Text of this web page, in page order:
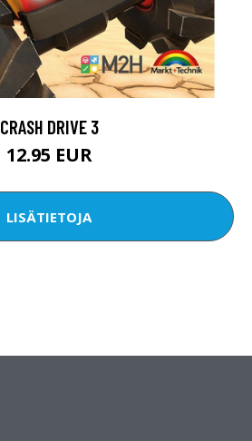
CRASH DRIVE 3
12.95 EUR
LISÄTIETOJA